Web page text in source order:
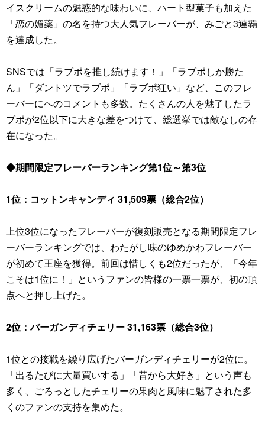
イスクリームの魅惑的な味わいに、ハート型菓子も加えた
「恋の媚薬」の名を持つ大人気フレーバーが、みごと3連覇
を達成した。
SNSでは「ラブポを推し続けます！」「ラブポしか勝た
ん」「ダントツでラブポ」「ラブポ狂い」など、このフレ
ーバーにへのコメントも多数。たくさんの人を魅了したラ
ブポが2位以下に大きな差をつけて、総選挙では敵なしの存
在になった。
◆期間限定フレーバーランキング第1位～第3位
1位：コットンキャンディ 31,509票（総合2位）
上位3位になったフレーバーが復刻販売となる期間限定フレ
ーバーランキングでは、わたがし味のゆめかわフレーバー
が初めて王座を獲得。前回は惜しくも2位だったが、「今年
こそは1位に！」というファンの皆様の一票一票が、初の頂
点へと押し上げた。
2位：バーガンディチェリー 31,163票（総合3位）
1位との接戦を繰り広げたバーガンディチェリーが2位に。
「出るたびに大量買いする」「昔から大好き」という声も
多く、ごろっとしたチェリーの果肉と風味に魅了された多
くのファンの支持を集めた。